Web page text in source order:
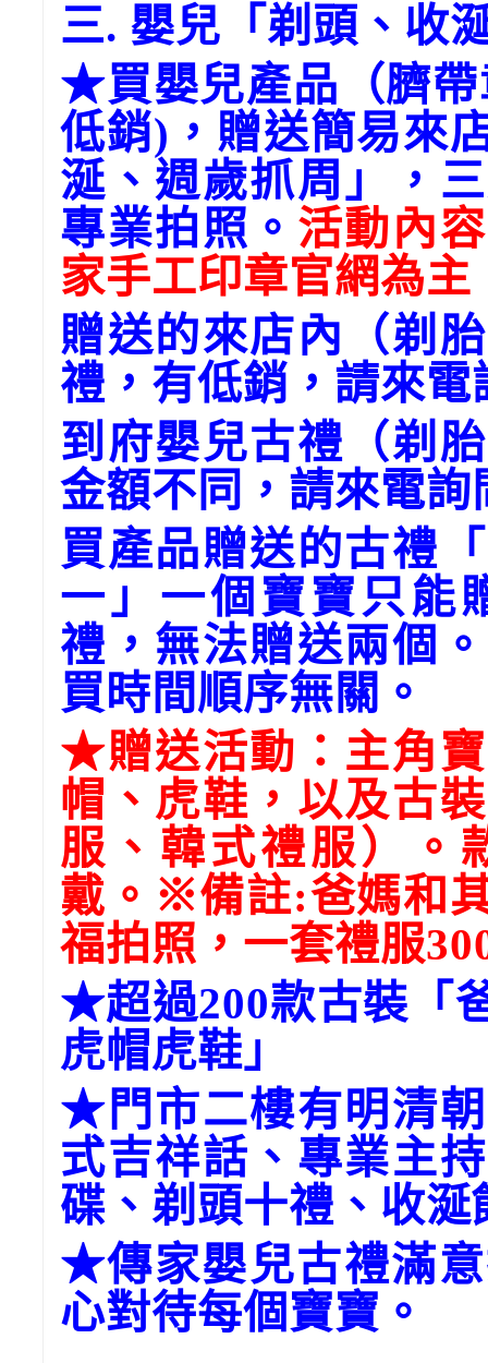
三. 嬰兒「剃頭、收
★買嬰兒產品（臍帶
低銷)，贈送簡易來
涎、週歲抓周」，
專業拍照。 活動內
家手工印章官網為
贈送的來店內（剃
禮，有低銷，請來電
到府嬰兒古禮（剃
金額不同，請來電詢
買產品贈送的古禮
一」一個寶寶只能
禮，無法贈送兩個
買時間順序無關。
★贈送活動：主角
帽、虎鞋，以及古
服、韓式禮服）。
戴。※備註:爸媽和
福拍照，一套禮服
★超過200款古裝「
虎帽虎鞋」
★門市二樓有明清
式吉祥話、專業主
碟、剃頭十禮、收
★傳家嬰兒古禮滿
心對待每個寶寶。